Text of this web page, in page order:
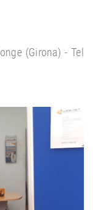
(Girona) - Tel